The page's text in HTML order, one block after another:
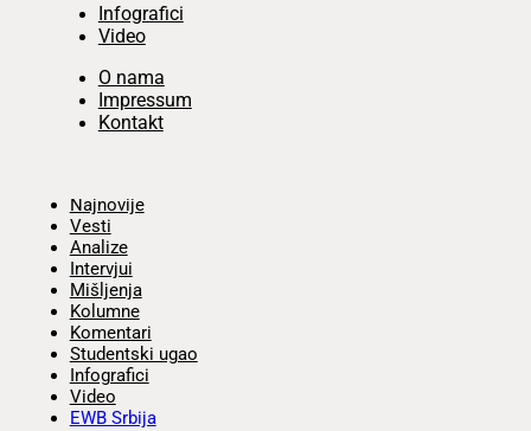
Infografici
Video
O nama
Impressum
Kontakt
Najnovije
Vesti
Analize
Intervjui
Mišljenja
Kolumne
Komentari
Studentski ugao
Infografici
Video
EWB Srbija